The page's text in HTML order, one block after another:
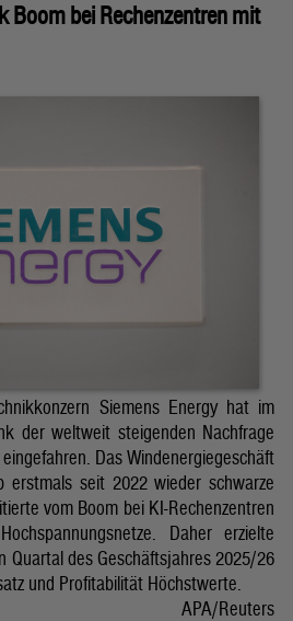
Boom bei Rechenzentren mit
Siemens Energy hat im
der weltweit steigenden Nachfrage
Das Windenergiegeschäft
erstmals seit 2022 wieder schwarze
vom Boom bei KI-Rechenzentren
Daher erzielte
Quartal des Geschäftsjahres 2025/26
und Profitabilität Höchstwerte.
APA/Reuters